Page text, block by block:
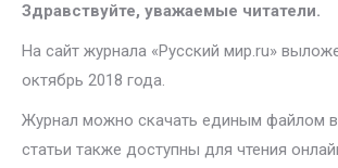
Здравствуйте, уважаемые читатели.
На сайт журнала «Русский мир.ru»
октябрь 2018 года.
Журнал можно скачать единым файлом в
статьи также доступны для чтения